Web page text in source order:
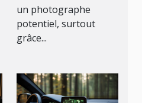
téléphone ?
un photographe
potentiel, surtout
grâce...